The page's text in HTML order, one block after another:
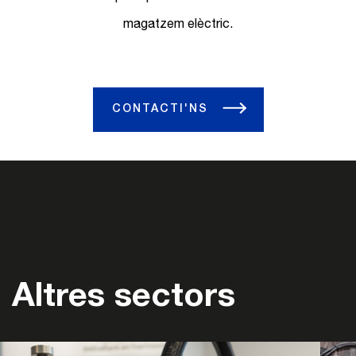
magatzem elèctric.
CONTACTI'NS
Altres sectors